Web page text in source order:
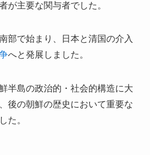
が主要な関与者でした。
部で始まり、日本と清国の介入
へと発展しました。
半島の政治的・社会的構造に大
後の朝鮮の歴史において重要な
た。